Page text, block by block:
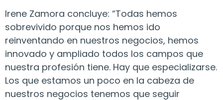
Irene Zamora concluye: “Todas hemos
sobrevivido porque nos hemos ido
reinventando en nuestros negocios, hemos
innovado y ampliado todos los campos que
nuestra profesión tiene. Hay que especializarse.
Los que estamos un poco en la cabeza de
nuestros negocios tenemos que seguir